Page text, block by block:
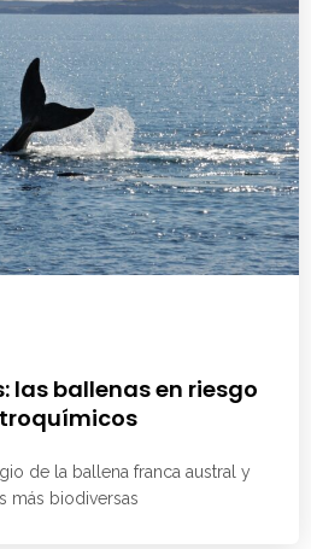
las ballenas en riesgo
de la ballena franca austral y
más biodiversas